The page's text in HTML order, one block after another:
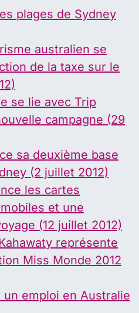
plages de Sydney
australien se
de la taxe sur le
se lie avec Trip
campagne (29
sa deuxième base
(2 juillet 2012)
les cartes
et une
(12 juillet 2012)
représente
Miss Monde 2012
emploi en Australie